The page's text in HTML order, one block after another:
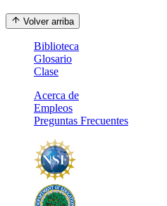
Volver arriba
Biblioteca
Glosario
Clase
Acerca de
Empleos
Preguntas Frecuentes